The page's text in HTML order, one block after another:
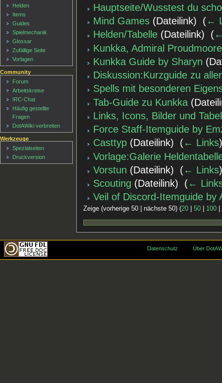
Hauptseite/Wusstest du
Mind Games (Dateilink) ‎ (←
Helden/Tabelle (Dateilink) ‎ (
Kunkka, Admiral
Kunkka Guide by Sharyn
Diskussion:Kurzguide zu
Spells mit besonderen
Tab-Guide zu Kunkka
Links, Icons, Bilder und
Force Staff-Itemguide by
Casttyp (Dateilink) ‎ (← Links
Vorlage:Galerie
Vorstun (Dateilink) ‎ (← Links
Scouting (Dateilink) ‎ (←
Veil of Discord-Itemguide by
Zeige (vorherige 50 | nächste 50) (20 |50 100
Helden
Items
Guides
Spielmechanik
Glossar
Zufällige Seite
Vorlagen
Community
Forum
Arbeitskreise
IRC-Chat
Häufig gestellte
Fragen
DotAWiki verbreiten
Werkzeuge
Spezialseiten
Druckversion
Datenschutz Über